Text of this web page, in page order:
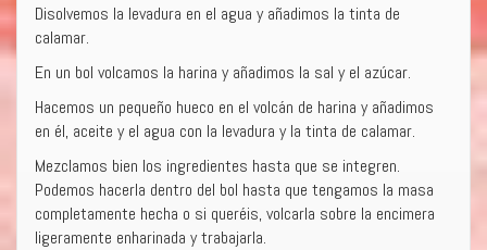
Disolvemos la levadura en el agua y añadimos la tinta de
calamar.
En un bol volcamos la harina y añadimos la sal y el azúcar.
Hacemos un pequeño hueco en el volcán de harina y añadimos
en él, aceite y el agua con la levadura y la tinta de calamar.
Mezclamos bien los ingredientes hasta que se integren.
Podemos hacerla dentro del bol hasta que tengamos la masa
completamente hecha o si queréis, volcarla sobre la encimera
ligeramente enharinada y trabajarla.